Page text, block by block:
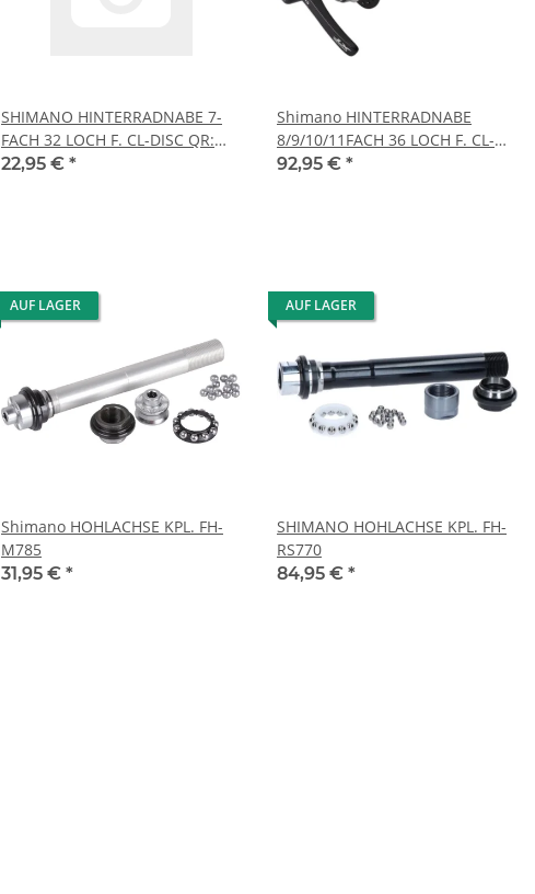
SHIMANO HINTERRADNABE 7-
FACH 32 LOCH F. CL-DISC QR:
166MM OLD 135
22,95 € *
Shimano HINTERRADNABE
8/9/10/11FACH 36 LOCH F. CL-
DISC-BRAKE QR 168 MM
92,95 € *
AUF LAGER
Shimano HOHLACHSE KPL. FH-
M785
31,95 € *
AUF LAGER
SHIMANO HOHLACHSE KPL. FH-
RS770
84,95 € *